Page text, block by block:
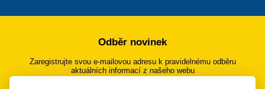
Odběr novinek
Zaregistrujte svou e-mailovou adresu k pravidelnému odběru
aktuálních informací z našeho webu